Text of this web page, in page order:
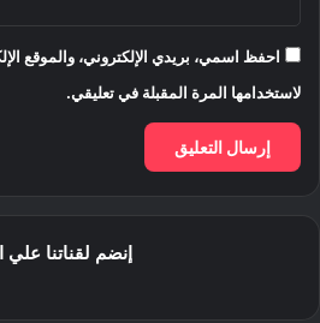
احفظ اسمي، بريدي الإلكتروني، والموقع
لاستخدامها المرة المقبلة في تعليقي.
إنضم لقناتنا علي